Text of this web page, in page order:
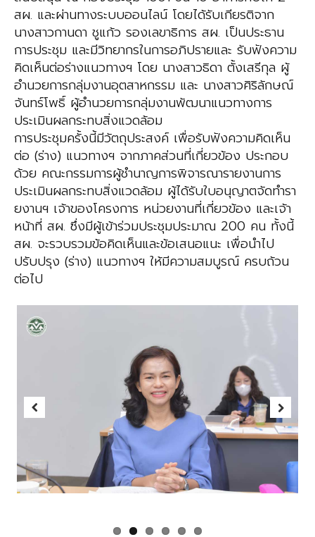
สผ. และผ่านทางระบบออนไลน์ โดยได้รับเกียรติจาก
นางสาวกานดา ชูแก้ว รองเลขาธิการ สผ. เป็นประธาน
การประชุม และมีวิทยากรในการอภิปรายและ รับฟังความ
คิดเห็นต่อร่างแนวทางฯ โดย นางสาวธิดา ตั้งเสรีกุล ผู้
อำนวยการกลุ่มงานอุตสาหกรรม และ นางสาวศิริลักษณ์
จันทร์โพธิ์ ผู้อำนวยการกลุ่มงานพัฒนาแนวทางการ
ประเมินผลกระทบสิ่งแวดล้อม
การประชุมครั้งนี้มีวัตถุประสงค์ เพื่อรับฟังความคิดเห็น
ต่อ (ร่าง) แนวทางฯ จากภาคส่วนที่เกี่ยวข้อง ประกอบ
ด้วย คณะกรรมการผู้ชำนาญการพิจารณารายงานการ
ประเมินผลกระทบสิ่งแวดล้อม ผู้ได้รับใบอนุญาตจัดทำรา
ยงานฯ เจ้าของโครงการ หน่วยงานที่เกี่ยวข้อง และเจ้า
หน้าที่ สผ. ซึ่งมีผู้เข้าร่วมประชุมประมาณ 200 คน ทั้งนี้
สผ. จะรวบรวมข้อคิดเห็นและข้อเสนอแนะ เพื่อนำไป
ปรับปรุง (ร่าง) แนวทางฯ ให้มีความสมบูรณ์ ครบถ้วน
ต่อไป
Next